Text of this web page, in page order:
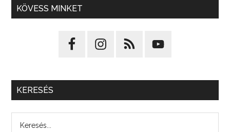
KÖVESS MINKET
KERESÉS